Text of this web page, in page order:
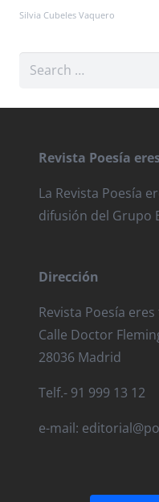
Silvia Cubeles Vaquero
Search
Revista Poesía
La Revista Poesía
difusión del Grupo
Dirección
Revista Poesía eres
Calle Doctor
28036 Madrid
Telf.- 91 999 13 12
e-mail: